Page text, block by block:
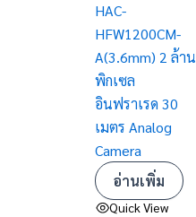
HAC-
HFW1200CM-
A(3.6mm) 2 ล้าน
พิกเซล
อินฟราเรด 30
เมตร Analog
Camera
อ่านเพิ่ม
Quick View